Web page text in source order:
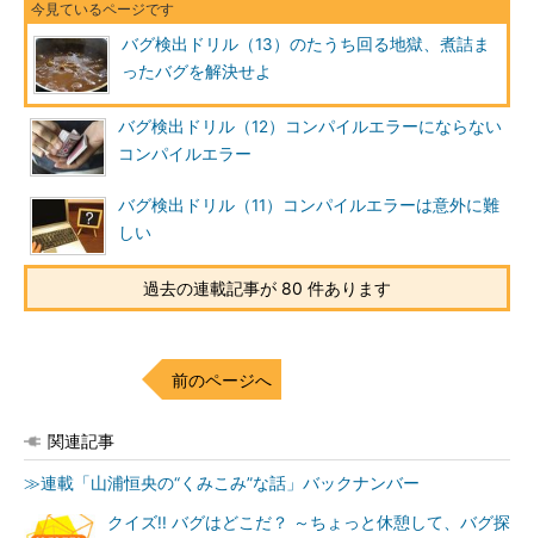
バグ検出ドリル（13）のたうち回る地獄、煮詰ま
ったバグを解決せよ
バグ検出ドリル（12）コンパイルエラーにならない
コンパイルエラー
バグ検出ドリル（11）コンパイルエラーは意外に難
しい
過去の連載記事が 80 件あります
前のページへ
関連記事
≫連載「山浦恒央の“くみこみ”な話」バックナンバー
クイズ!! バグはどこだ？ ～ちょっと休憩して、バグ探